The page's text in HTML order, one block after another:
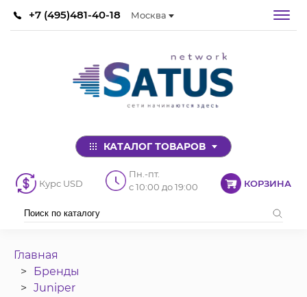
+7 (495)481-40-18 Москва
КАТАЛОГ ТОВАРОВ
Курс USD
Пн.-пт.
с 10:00 до 19:00
КОРЗИНА
Главная
Бренды
Juniper